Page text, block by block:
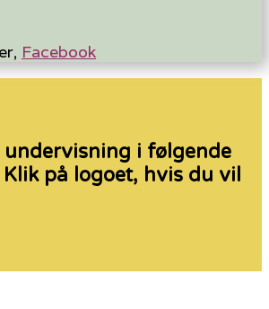
, Facebook
undervisning i følgende
på logoet, hvis du vil